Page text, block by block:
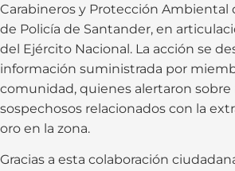
Carabineros y Protección
de Policía de Santander, en
del Ejército Nacional. La acción se
información suministrada por
comunidad, quienes alertaron
sospechosos relacionados con la
oro en la zona.
Gracias a esta colaboración